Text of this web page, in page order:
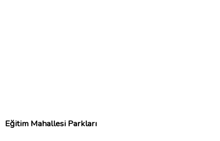
Eğitim Mahallesi Parkları